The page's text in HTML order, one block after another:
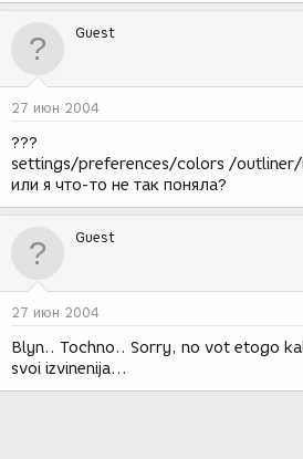
Guest
27 июн 2004
???
settings/preferences/colors /outliner/
или я что-то не так поняла?
Guest
27 июн 2004
Blyn.. Tochno.. Sorry, no vot etogo
svoi izvinenija...